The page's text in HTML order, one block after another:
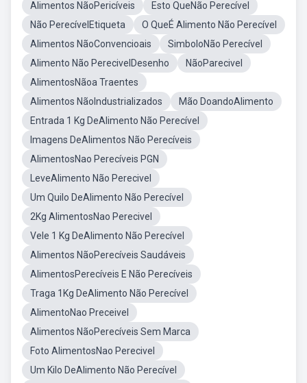
Alimentos NãoPericíveis
Esto QueNão Perecível
Não PerecívelEtiqueta
O QueÉ Alimento Não Perecível
Alimentos NãoConvencioais
SimboloNão Perecível
Alimento Não PerecivelDesenho
NãoParecivel
AlimentosNãoa Traentes
Alimentos NãoIndustrializados
Mão DoandoAlimento
Entrada 1 Kg DeAlimento Não Perecível
Imagens DeAlimentos Não Perecíveis
AlimentosNao Perecíveis PGN
LeveAlimento Não Perecivel
Um Quilo DeAlimento Não Perecível
2Kg AlimentosNao Perecivel
Vele 1 Kg DeAlimento Não Perecível
Alimentos NãoPerecíveis Saudáveis
AlimentosPerecíveis E Não Perecíveis
Traga 1Kg DeAlimento Não Perecível
AlimentoNao Preceivel
Alimentos NãoPerecíveis Sem Marca
Foto AlimentosNao Perecivel
Um Kilo DeAlimento Não Perecível